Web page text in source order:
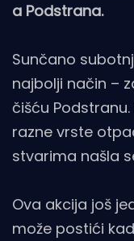
a Podstrana.
Sunčano
najbolji način –
čišću
razne vrste
stvarima našla
Ova akcija još
može postići